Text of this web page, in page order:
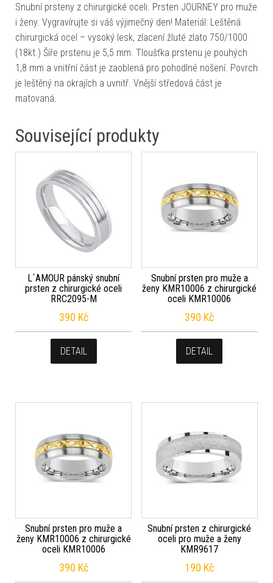
Snubní prsteny z chirurgické oceli. Prsten JOURNEY pro muže
i ženy. Vygravírujte si váš výjimečný den! Materiál: Leštěná
chirurgická ocel – vysoký lesk, zlacení žluté zlato 750/1000
(18kt.) Šíře prstenu je 5,5 mm. Tloušťka prstenu je pouhých
1,8 mm a vnitřní část je zaoblená pro pohodlné nošení. Povrch
je leštěný na okrajích a uvnitř. Vnější středová část je
matovaná.
Související produkty
L´AMOUR pánský snubní
prsten z chirurgické oceli
RRC2095-M
390 Kč
DETAIL
Snubní prsten pro muže a
ženy KMR10006 z chirurgické
oceli KMR10006
390 Kč
DETAIL
Snubní prsten pro muže a
ženy KMR10006 z chirurgické
oceli KMR10006
390 Kč
Snubní prsten z chirurgické
oceli pro muže a ženy
KMR9617
190 Kč